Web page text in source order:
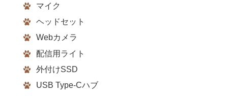
マイク
ヘッドセット
Webカメラ
配信用ライト
外付けSSD
USB Type-Cハブ